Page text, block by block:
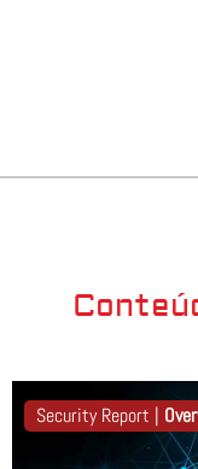
Security Report |